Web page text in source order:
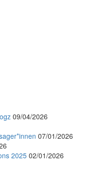
09/04/2026
07/01/2026
2025 02/01/2026